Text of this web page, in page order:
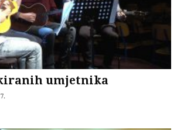
umjetnika